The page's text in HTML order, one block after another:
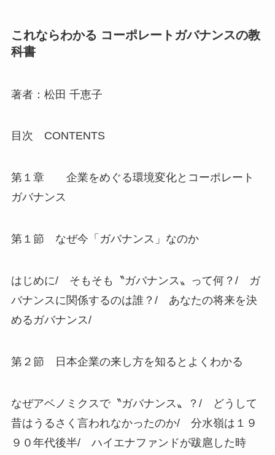
これならわかる コーポレートガバナンスの教
科書
著者：松田 千恵子
目次 CONTENTS
第１章 企業をめぐる環境変化とコーポレート
ガバナンス
第１節 なぜ今「ガバナンス」なのか
はじめに/ そもそも〝ガバナンス〟って何？/ ガ
バナンスに関係するのは誰？/ あなたの将来を決
めるガバナンス/
第２節 日本企業の来し方を知るとよくわかる
なぜアベノミクスで〝ガバナンス〟？/ どうして
昔はうるさく言われなかったのか/ 分水嶺は１９
９０年代後半/ ハイエナファンドが跋扈した時